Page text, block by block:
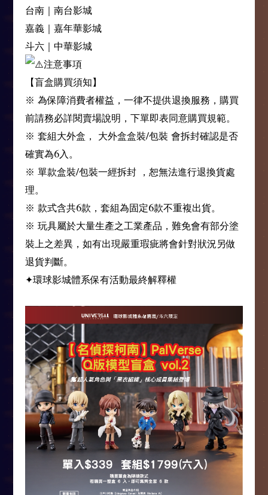
台南｜南台影城
嘉義｜嘉年華影城
斗六｜中華影城
注意事項
【盲盒購買須知】
※ 為保障消費者權益，一律不提供退換服務，購買
前請務必詳閱賣場說明，下單即表同意購買規範。
※ 套組大外盒， 大外盒盒裝/包裝 會拆封確認是否
確實為6入。
※ 單款盒裝/包裝一經拆封 ，恕無法進行退換貨處
理。
※ 款式含共6款，套組為固定6款不重複出貨。
※ 玩具屬於大量生產之工業產品，難免會有部分塗
裝上之差異，如有出現嚴重瑕疵將會針對狀況另做
退貨判斷。
✦環球影城體系保有活動最終解釋權